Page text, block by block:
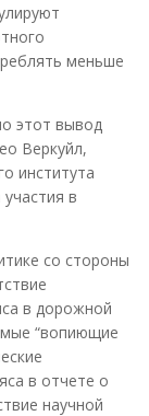
меньше
этот вывод
Веркуйл,
института
в
со стороны
в дорожной
“вопиющие
в отчете о
научной